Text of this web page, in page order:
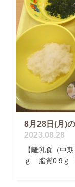
8月28日(月)
2023.08.28
【離乳食（中
ｇ 脂質0.9ｇ